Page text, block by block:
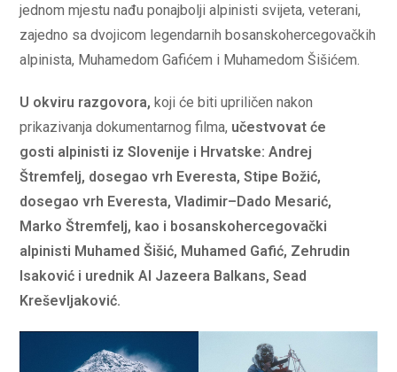
jednom mjestu nađu ponajbolji alpinisti svijeta, veterani,
zajedno sa dvojicom legendarnih bosanskohercegovačkih
alpinista, Muhamedom Gafićem i Muhamedom Šišićem.
U okviru razgovora, koji će biti upriličen nakon
prikazivanja dokumentarnog filma, učestvovat će
gosti alpinisti iz Slovenije i Hrvatske: Andrej
Štremfelj, dosegao vrh Everesta, Stipe Božić,
dosegao vrh Everesta, Vladimir–Dado Mesarić,
Marko Štremfelj, kao i bosanskohercegovački
alpinisti Muhamed Šišić, Muhamed Gafić, Zehrudin
Isaković i urednik Al Jazeera Balkans, Sead
Kreševljaković.